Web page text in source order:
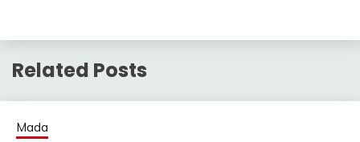
Related Posts
Mada